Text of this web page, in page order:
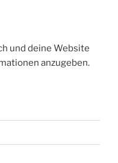
und deine Website
anzugeben.